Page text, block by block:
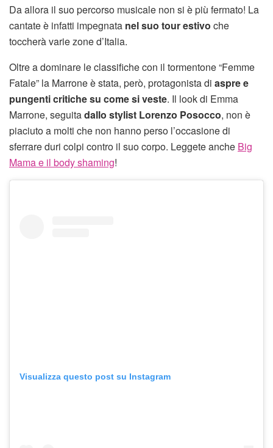
Da allora il suo percorso musicale non si è più fermato! La
cantate è infatti impegnata nel suo tour estivo che
toccherà varie zone d’Italia.
Oltre a dominare le classifiche con il tormentone “Femme
Fatale” la Marrone è stata, però, protagonista di aspre e
pungenti critiche su come si veste. Il look di Emma
Marrone, seguitadallo stylist Lorenzo Posocco, non è
piaciuto a molti che non hanno perso l’occasione di
sferrare duri colpi contro il suo corpo. Leggete anche Big
Mama e il body shaming!
Visualizza questo post su Instagram